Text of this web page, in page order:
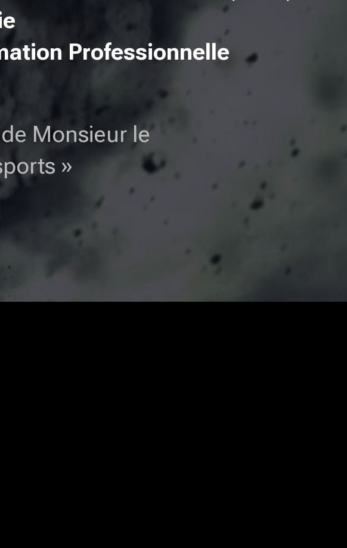
Professionnelle
Monsieur le
»